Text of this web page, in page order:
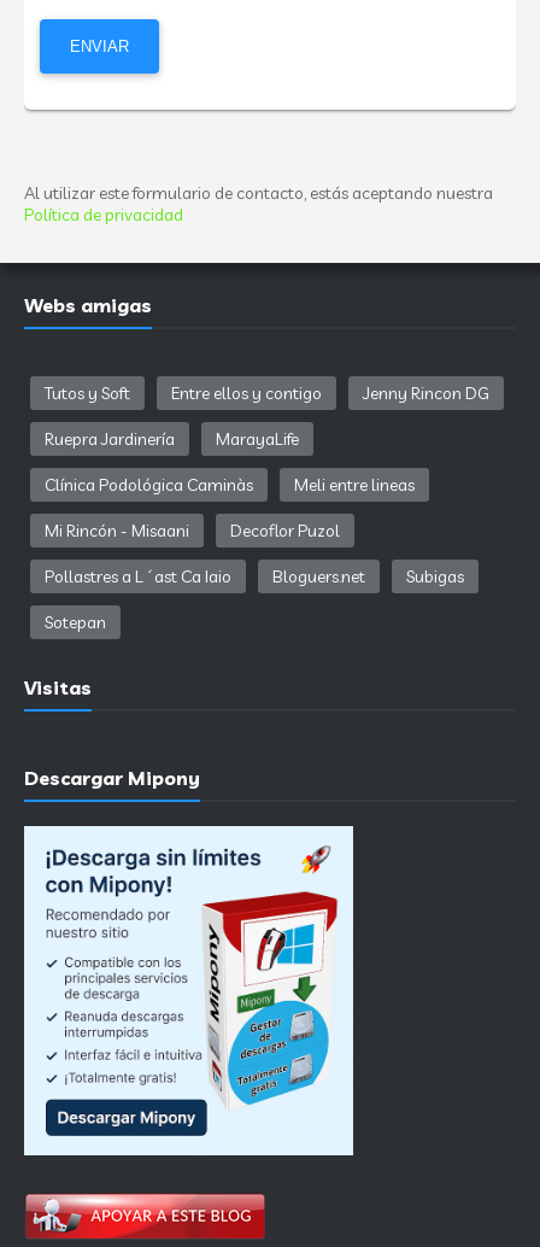
Al utilizar este formulario de contacto, estás aceptando nuestra
Política de privacidad
Webs amigas
Tutos y Soft Entre ellos y contigo Jenny Rincon DG
Ruepra Jardinería MarayaLife
Clínica Podológica Caminàs Meli entre lineas
Mi Rincón - Misaani Decoflor Puzol
Pollastres a L´ast Ca Iaio Bloguers.net Subigas
Sotepan
Visitas
Descargar Mipony